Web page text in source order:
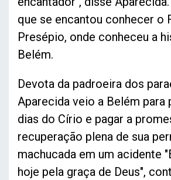
que se encantou conhecer o
Presépio, onde conheceu a
Belém.
Devota da padroeira dos
Aparecida veio a Belém para
dias do Círio e pagar a
recuperação plena de sua
machucada em um acidente
hoje pela graça de Deus",